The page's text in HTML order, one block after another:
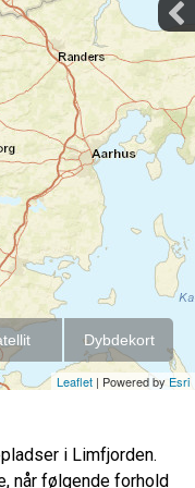
i Limfjorden.
når følgende forhold